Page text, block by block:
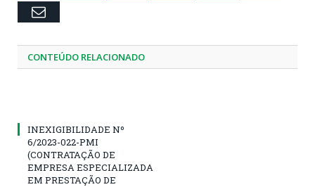
Email
CONTEÚDO RELACIONADO
INEXIGIBILIDADE Nº
6/2023-022-PMI
(CONTRATAÇÃO DE
EMPRESA ESPECIALIZADA
EM PRESTAÇÃO DE